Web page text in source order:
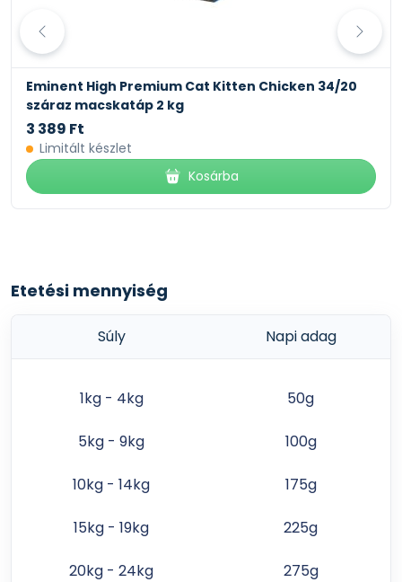
Eminent High Premium Cat Kitten Chicken 34/20
száraz macskatáp 2 kg
3 389 Ft
Limitált készlet
Kosárba
Etetési mennyiség
Súly Napi adag
1kg - 4kg 50g
5kg - 9kg 100g
10kg - 14kg 175g
15kg - 19kg 225g
20kg - 24kg 275g